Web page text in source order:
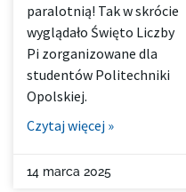
paralotnią! Tak w skrócie
wyglądało Święto Liczby
Pi zorganizowane dla
studentów Politechniki
Opolskiej.
Czytaj więcej »
14 marca 2025